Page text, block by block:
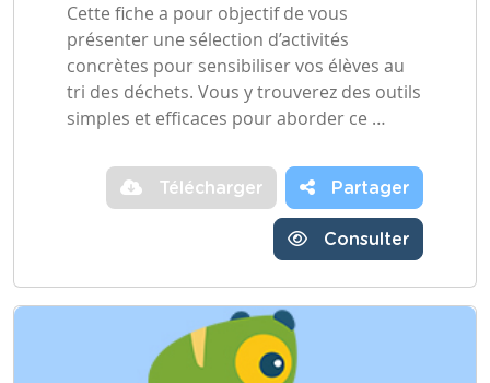
Cette fiche a pour objectif de vous
présenter une sélection d’activités
concrètes pour sensibiliser vos élèves au
tri des déchets. Vous y trouverez des outils
simples et efficaces pour aborder ce …
Télécharger Partager
Consulter